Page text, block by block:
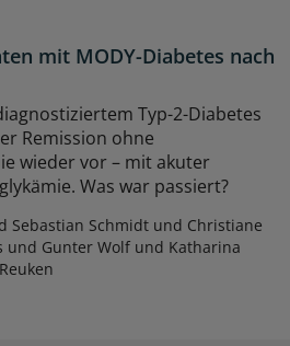
mit MODY-Diabetes nach
Typ-2-Diabetes
Remission ohne
wieder vor – mit akuter
Was war passiert?
Sebastian Schmidt und Christiane
und Gunter Wolf und Katharina